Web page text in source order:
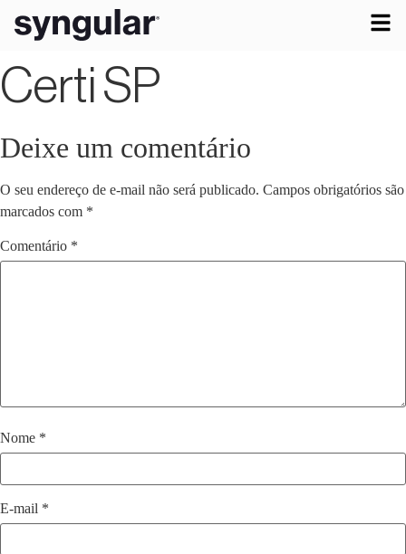
Certi SP
Deixe um comentário
O seu endereço de e-mail não será publicado. Campos obrigatórios são
marcados com *
Comentário *
Nome *
E-mail *